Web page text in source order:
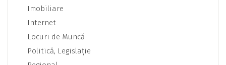
Imobiliare
Internet
Locuri de Muncă
Politică, Legislaţie